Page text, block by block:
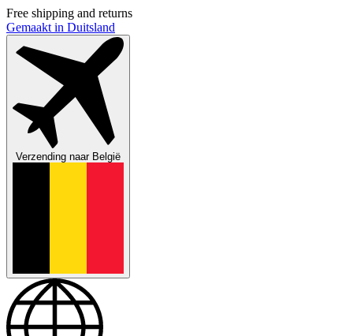
Free shipping and returns
Gemaakt in Duitsland
Verzending naarBelgië